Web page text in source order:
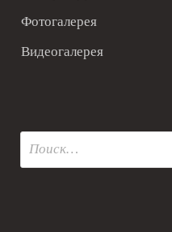
Фотогалерея
Видеогалерея